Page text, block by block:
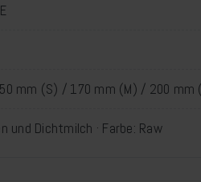
mm (S) / 170 mm (M) / 200
und Dichtmilch · Farbe: Raw